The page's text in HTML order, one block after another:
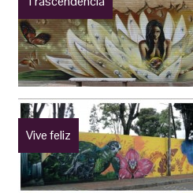
Vive feliz